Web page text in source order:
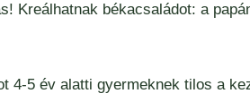
Kreálhatnak békacsaládot: a
4-5 év alatti gyermeknek tilos a